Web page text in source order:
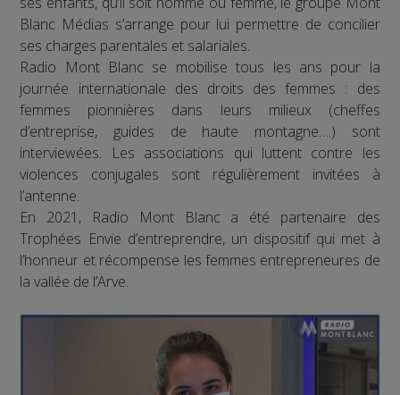
Blanc Médias s’arrange pour lui permettre de concilier
ses charges parentales et salariales.
Radio Mont Blanc se mobilise tous les ans pour la
journée internationale des droits des femmes : des
femmes pionnières dans leurs milieux (cheffes
d’entreprise, guides de haute montagne….) sont
interviewées. Les associations qui luttent contre les
violences conjugales sont régulièrement invitées à
l’antenne.
En 2021, Radio Mont Blanc a été partenaire des
Trophées Envie d’entreprendre, un dispositif qui met à
l’honneur et récompense les femmes entrepreneures de
la vallée de l’Arve.